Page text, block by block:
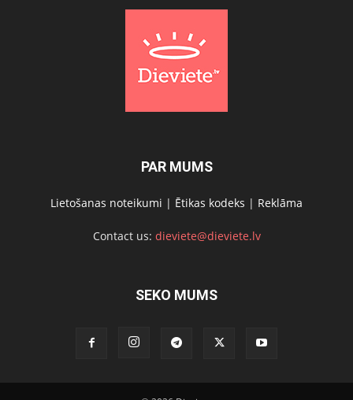
PAR MUMS
Lietošanas noteikumi | Ētikas kodeks | Reklāma
Contact us: dieviete@dieviete.lv
SEKO MUMS